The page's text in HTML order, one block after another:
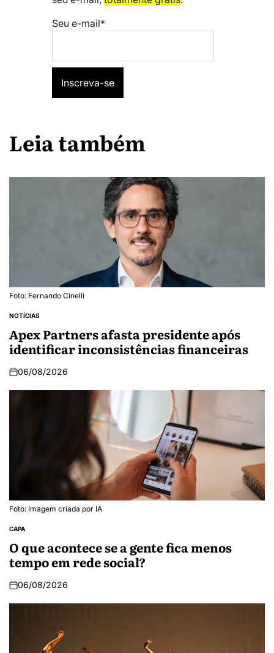
Seu e-mail*
Leia também
Foto: Fernando Cinelli
NOTÍCIAS
Apex Partners afasta presidente após
identificar inconsistências financeiras
06/08/2026
Foto: Imagem criada por IA
CAPA
O que acontece se a gente fica menos
tempo em rede social?
06/08/2026